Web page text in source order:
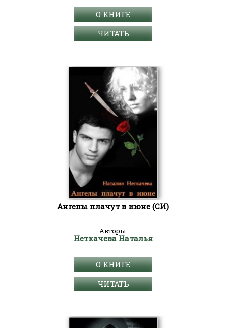
О КНИГЕ
ЧИТАТЬ
Ангелы плачут в июне (СИ)
Авторы:
Неткачева Наталья
О КНИГЕ
ЧИТАТЬ